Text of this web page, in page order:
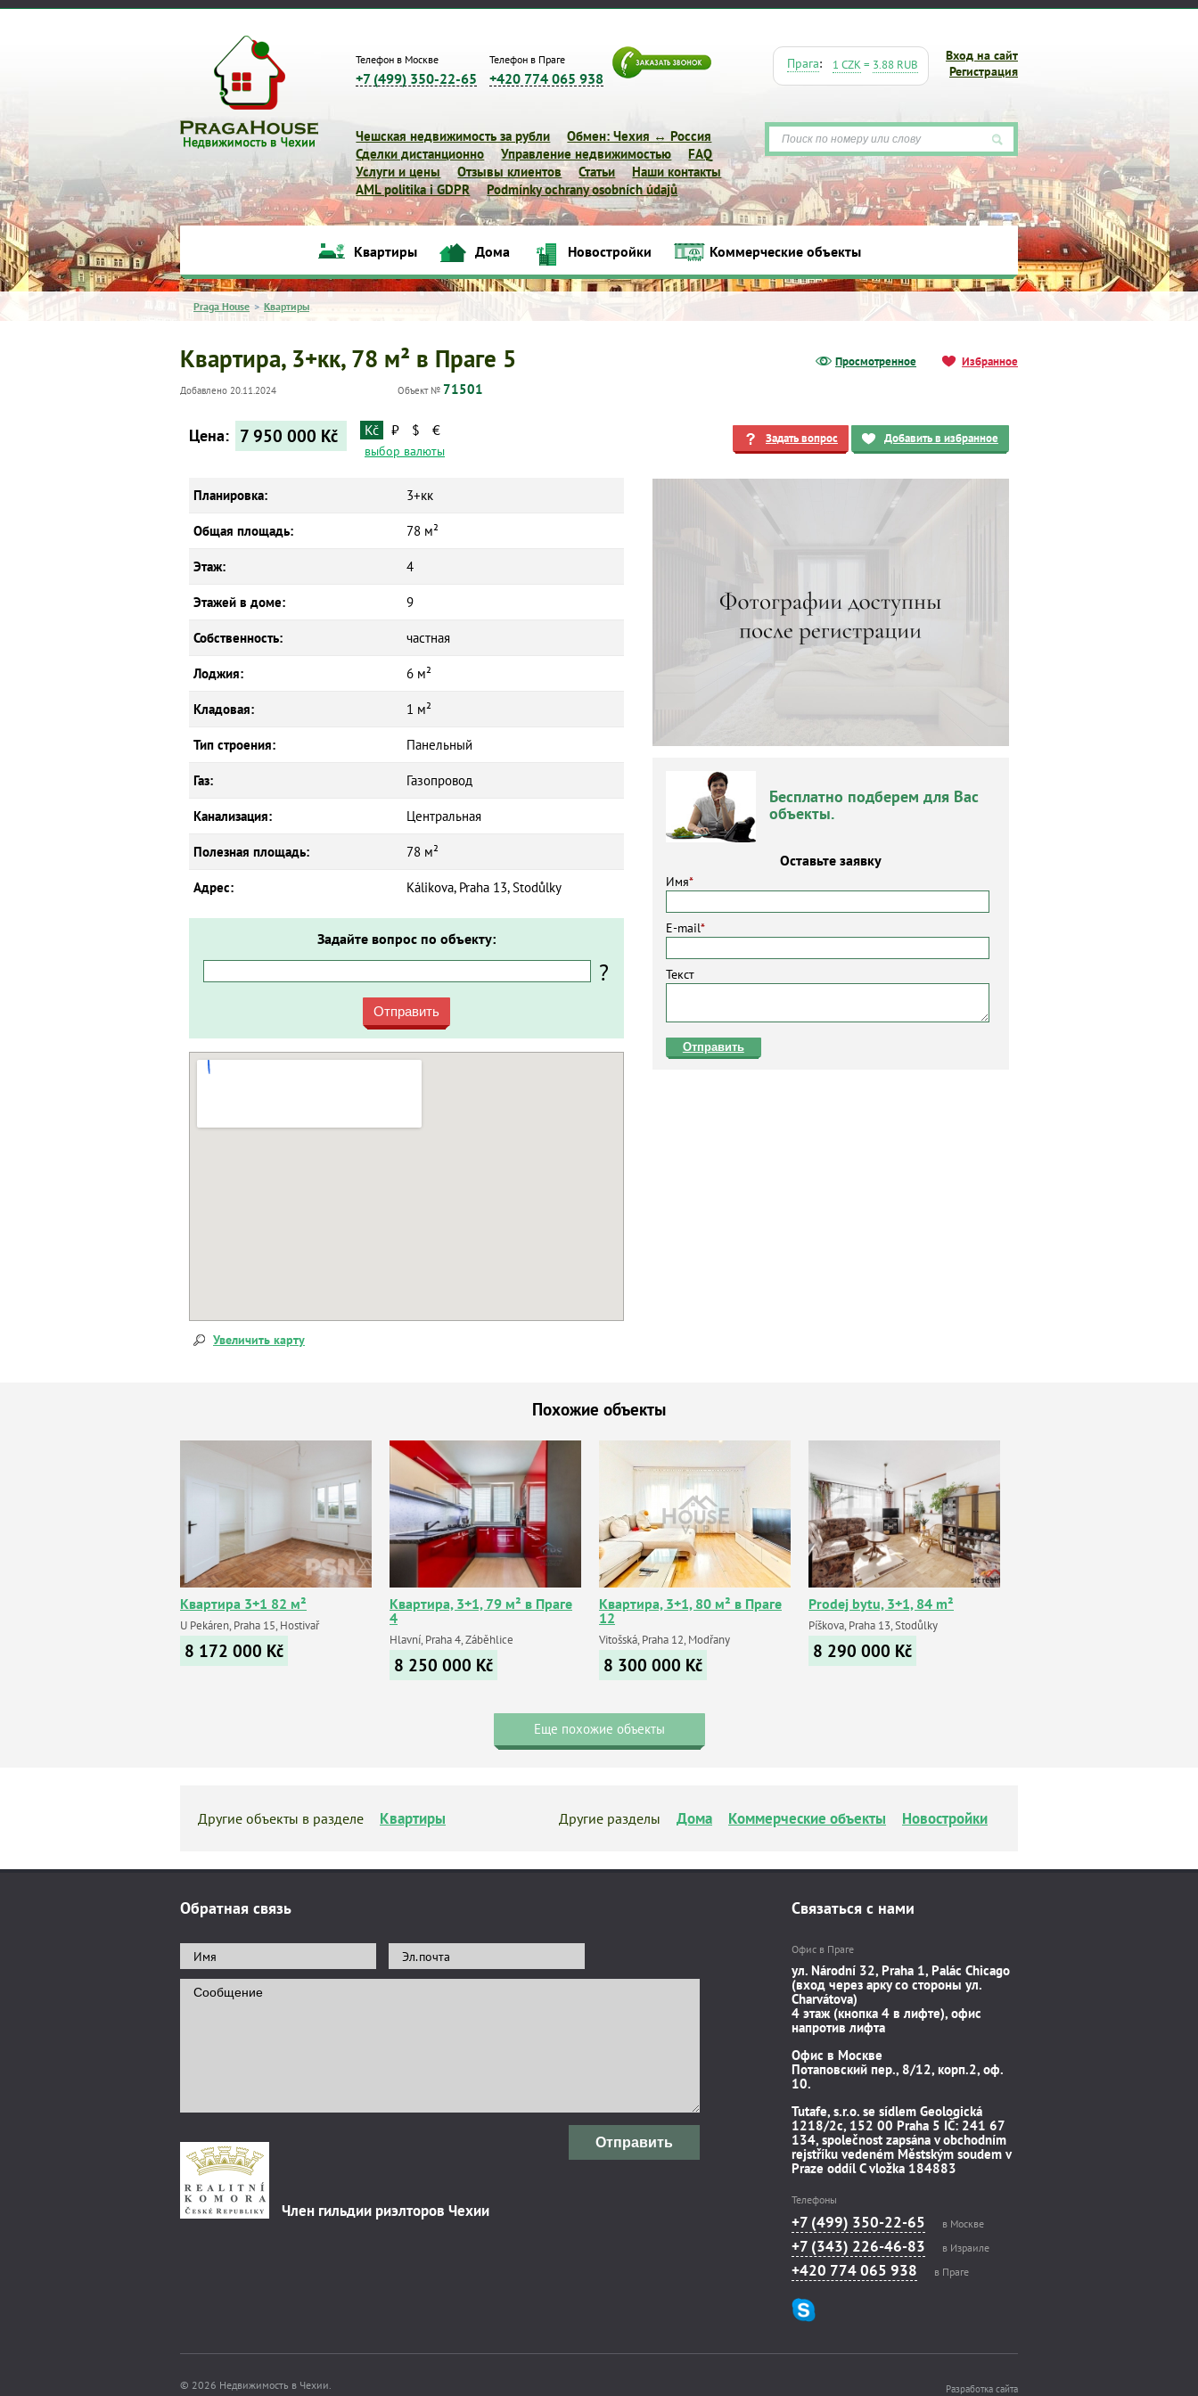
Телефон в Москве
+7 (499) 350-22-65
Телефон в Праге
+420 774 065 938
Вход на сайт
Регистрация
Прага: 1 CZK= 3.88 RUB
Чешская недвижимость за рубли
Обмен: Чехия ↔ Россия
Сделки дистанционно
Управление недвижимостью
FAQ
Услуги и цены
Отзывы клиентов Статьи
Наши контакты
AML politika i GDPR
Podmínky ochrany osobních údajů
Квартиры Дома Новостройки Коммерческие объекты
Квартиры Дома Новостройки Коммерческие объекты
Praga House > Квартиры
Просмотренное Избранное
Квартира, 3+кк, 78 м² в Праге 5
Добавлено 20.11.2024 Объект № 71501
Задать вопрос Добавить в избранное
Бесплатно подберем для Вас
объекты.
Оставьте заявку
Имя*
E-mail*
Текст
Отправить
Цена: 7 950 000 Kč Kč ₽ $ €
выбор валюты
Планировка: 3+кк
Общая площадь: 78 м²
Этаж: 4
Этажей в доме: 9
Собственность: частная
Лоджия: 6 м²
Кладовая: 1 м²
Тип строения: Панельный
Газ: Газопровод
Канализация: Центральная
Полезная площадь: 78 м²
Адрес: Kálikova, Praha 13, Stodůlky
Задайте вопрос по объекту:
?
Отправить
Увеличить карту
Похожие объекты
Квартира 3+1 82 м²
U Pekáren, Praha 15, Hostivař
8 172 000 Kč
Квартира, 3+1, 79 м² в Праге
4
Hlavní, Praha 4, Záběhlice
8 250 000 Kč
Квартира, 3+1, 80 м² в Праге
12
Vitošská, Praha 12, Modřany
8 300 000 Kč
Prodej bytu, 3+1, 84 m²
Píškova, Praha 13, Stodůlky
8 290 000 Kč
Еще похожие объекты
Другие объекты в разделе Квартиры Другие разделы Дома Коммерческие объекты Новостройки
Обратная связь
Отправить
Член гильдии риэлторов Чехии
Связаться с нами
Офис в Праге
ул. Národní 32, Praha 1, Palác Chicago
(вход через арку со стороны ул.
Charvátova)
4 этаж (кнопка 4 в лифте), офис
напротив лифта
Офис в Москве
Потаповский пер., 8/12, корп.2, оф.
10.
Tutafe, s.r.o. se sídlem Geologická
1218/2c, 152 00 Praha 5 IČ: 241 67
134, společnost zapsána v obchodním
rejstříku vedeném Městským soudem v
Praze oddíl C vložka 184883
Телефоны
+7 (499) 350-22-65 в Москве
+7 (343) 226-46-83 в Израиле
+420 774 065 938 в Праге
© 2026 Недвижимость в Чехии. Разработка сайта